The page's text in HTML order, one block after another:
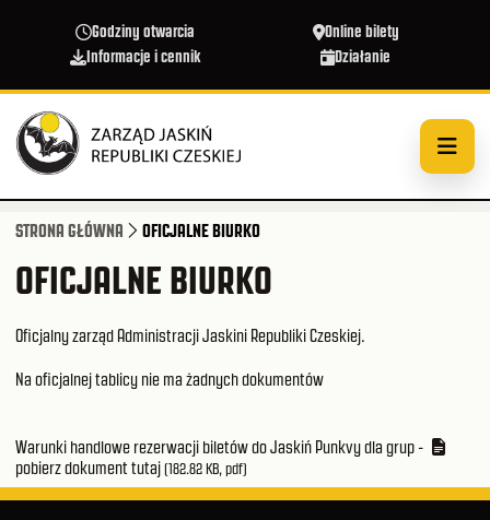
Godziny otwarcia
Online bilety
Informacje i cennik
Działanie
STRONA GŁÓWNA OFICJALNE BIURKO
OFICJALNE BIURKO
Oficjalny zarząd Administracji Jaskini Republiki Czeskiej.
Na oficjalnej tablicy nie ma żadnych dokumentów
Warunki handlowe rezerwacji biletów do Jaskiń Punkvy dla grup -
pobierz dokument tutaj(182.82 KB, pdf)